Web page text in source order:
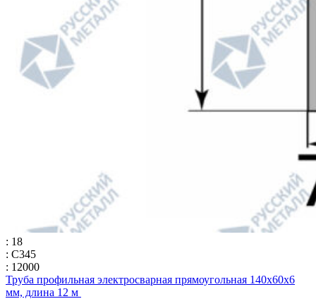
: 18
: С345
: 12000
Труба профильная электросварная прямоугольная 140х60х6
мм, длина 12 м